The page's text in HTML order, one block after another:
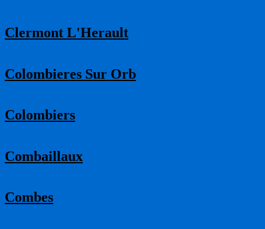
Clermont L'Herault
Colombieres Sur Orb
Colombiers
Combaillaux
Combes